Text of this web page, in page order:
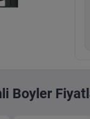
Boyler